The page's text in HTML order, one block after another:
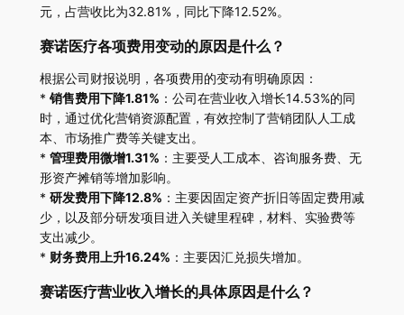
元，占营收比为32.81%，同比下降12.52%。
赛诺医疗各项费用变动的原因是什么？
根据公司财报说明，各项费用的变动有明确原因：
* 销售费用下降1.81% ：公司在营业收入增长14.53%的同
时，通过优化营销资源配置，有效控制了营销团队人工成
本、市场推广费等关键支出。
* 管理费用微增1.31% ：主要受人工成本、咨询服务费、无
形资产摊销等增加影响。
* 研发费用下降12.8% ：主要因固定资产折旧等固定费用减
少，以及部分研发项目进入关键里程碑，材料、实验费等
支出减少。
* 财务费用上升16.24% ：主要因汇兑损失增加。
赛诺医疗营业收入增长的具体原因是什么？